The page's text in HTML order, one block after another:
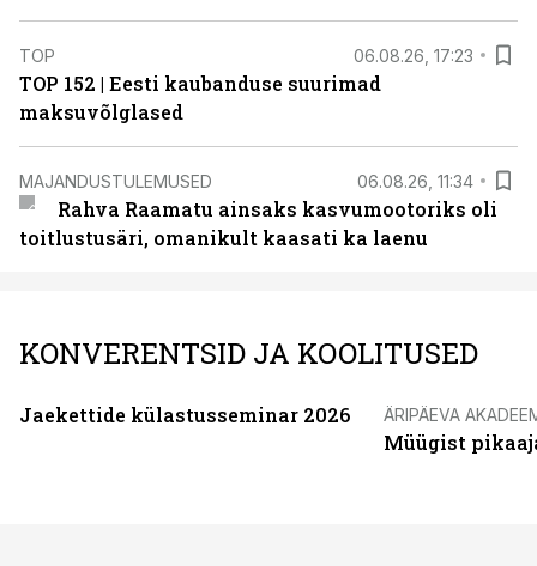
TOP 06.08.26, 17:23
TOP 152 | Eesti kaubanduse suurimad
maksuvõlglased
MAJANDUSTULEMUSED 06.08.26, 11:34
Rahva Raamatu ainsaks kasvumootoriks oli
toitlustusäri, omanikult kaasati ka laenu
KONVERENTSID JA KOOLITUSED
Jaekettide külastusseminar 2026 ÄRIPÄEVA
Müügist